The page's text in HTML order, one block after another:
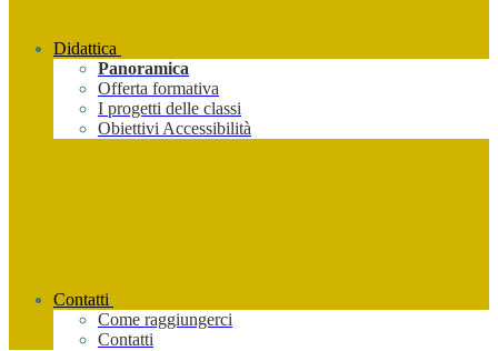
Didattica
Panoramica
Offerta formativa
I progetti delle classi
Obiettivi Accessibilità
Contatti
Come raggiungerci
Contatti